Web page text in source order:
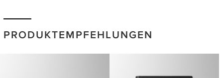
PRODUKTEMPFEHLUNGEN